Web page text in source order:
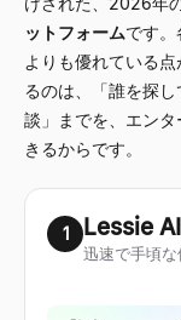
ットフォームです
よりも優れている
るのは、「誰を探
談」までを、エン
きるからです。
1 Lessie AI
迅速で手頃